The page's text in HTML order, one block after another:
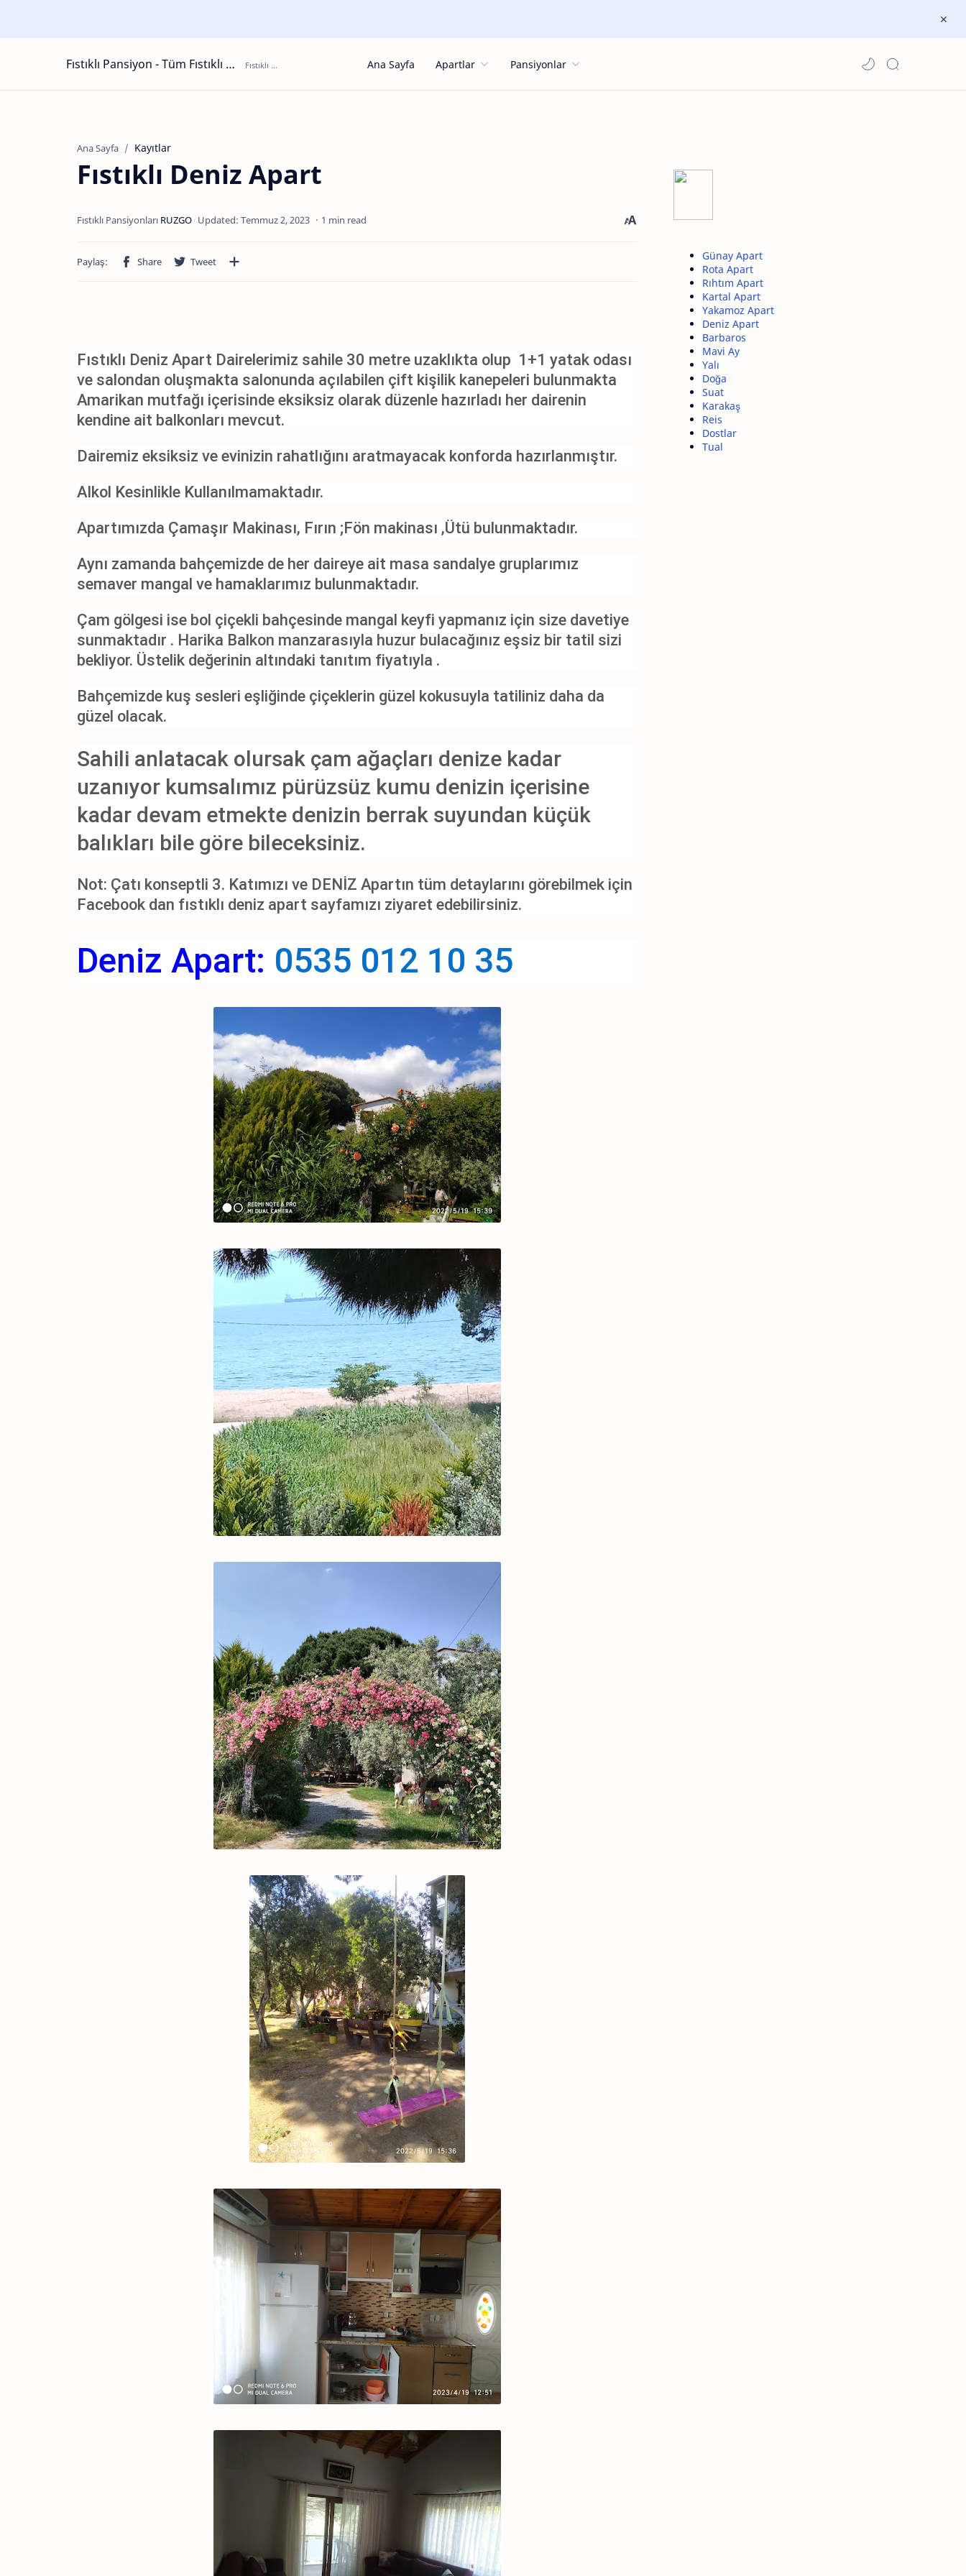
Fıstıklı Pansiyon - Tüm Fıstıklı Pansiyonları Ana Sayfa Apartlar Pansiyonlar
Ana Sayfa Kayıtlar
Fıstıklı Deniz Apart
1 min read
Fıstıklı Deniz Apart Dairelerimiz sahile 30 metre uzaklıkta olup 1+1 yatak odası
ve salondan oluşmakta salonunda açılabilen çift kişilik kanepeleri bulunmakta
Amarikan mutfağı içerisinde eksiksiz olarak düzenle hazırladı her dairenin
kendine ait balkonları mevcut.
Dairemiz eksiksiz ve evinizin rahatlığını aratmayacak konforda hazırlanmıştır.
Alkol Kesinlikle Kullanılmamaktadır.
Apartımızda Çamaşır Makinası, Fırın ;Fön makinası ,Ütü bulunmaktadır.
Aynı zamanda bahçemizde de her daireye ait masa sandalye gruplarımız
semaver mangal ve hamaklarımız bulunmaktadır.
Çam gölgesi ise bol çiçekli bahçesinde mangal keyfi yapmanız için size davetiye
sunmaktadır . Harika Balkon manzarasıyla huzur bulacağınız eşsiz bir tatil sizi
bekliyor. Üstelik değerinin altındaki tanıtım fiyatıyla .
Bahçemizde kuş sesleri eşliğinde çiçeklerin güzel kokusuyla tatiliniz daha da
güzel olacak.
Sahili anlatacak olursak çam ağaçları denize kadar
uzanıyor kumsalımız pürüzsüz kumu denizin içerisine
kadar devam etmekte denizin berrak suyundan küçük
balıkları bile göre bileceksiniz.
Not: Çatı konseptli 3. Katımızı ve DENİZ Apartın tüm detaylarını görebilmek için
Facebook dan fıstıklı deniz apart sayfamızı ziyaret edebilirsiniz.
Deniz Apart: 0535 012 10 35
Günay Apart
Rota Apart
Rıhtım Apart
Kartal Apart
Yakamoz Apart
Deniz Apart
Barbaros
Mavi Ay
Yalı
Doğa
Suat
Karakaş
Reis
Dostlar
Tual